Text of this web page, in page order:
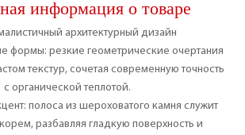
информация о товаре
архитектурный дизайн
формы: резкие геометрические очертания
текстур, сочетая современную точность
с органической теплотой.
полоса из шероховатого камня служит
разбавляя гладкую поверхность и